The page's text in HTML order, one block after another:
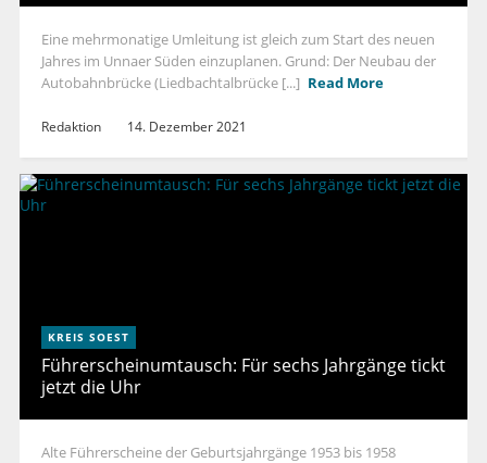
Eine mehrmonatige Umleitung ist gleich zum Start des neuen
Jahres im Unnaer Süden einzuplanen. Grund: Der Neubau der
Autobahnbrücke (Liedbachtalbrücke [...] Read More
Redaktion 14. Dezember 2021
KREIS SOEST
Führerscheinumtausch: Für sechs Jahrgänge tickt
jetzt die Uhr
Alte Führerscheine der Geburtsjahrgänge 1953 bis 1958